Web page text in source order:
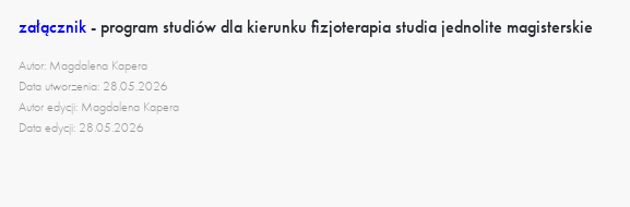
załącznik- program studiów dla kierunku fizjoterapia studia jednolite magisterskie
Autor: Magdalena Kapera
Data utworzenia: 28.05.2026
Autor edycji: Magdalena Kapera
Data edycji: 28.05.2026